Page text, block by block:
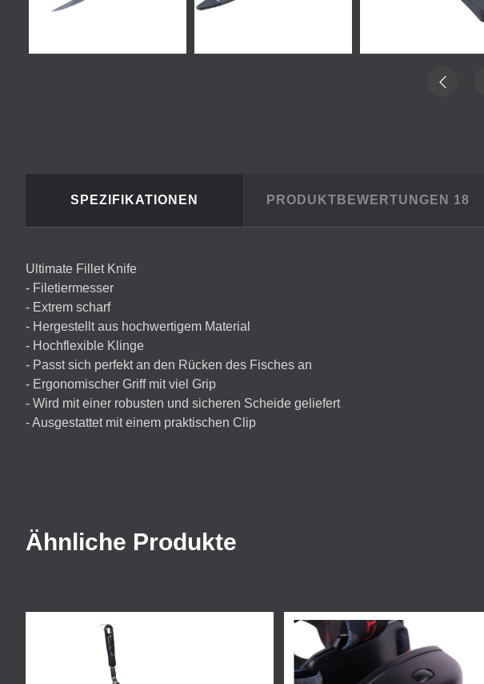
SPEZIFIKATIONEN PRODUKTBEWERTUNGEN 18
Ultimate Fillet Knife
- Filetiermesser
- Extrem scharf
- Hergestellt aus hochwertigem Material
- Hochflexible Klinge
- Passt sich perfekt an den Rücken des Fisches an
- Ergonomischer Griff mit viel Grip
- Wird mit einer robusten und sicheren Scheide geliefert
- Ausgestattet mit einem praktischen Clip
Ähnliche Produkte